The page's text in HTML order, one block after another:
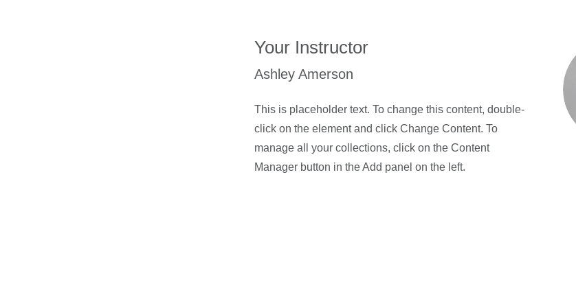
Your Instructor
Ashley Amerson
This is placeholder text. To change this content, double-
click on the element and click Change Content. To
manage all your collections, click on the Content
Manager button in the Add panel on the left.